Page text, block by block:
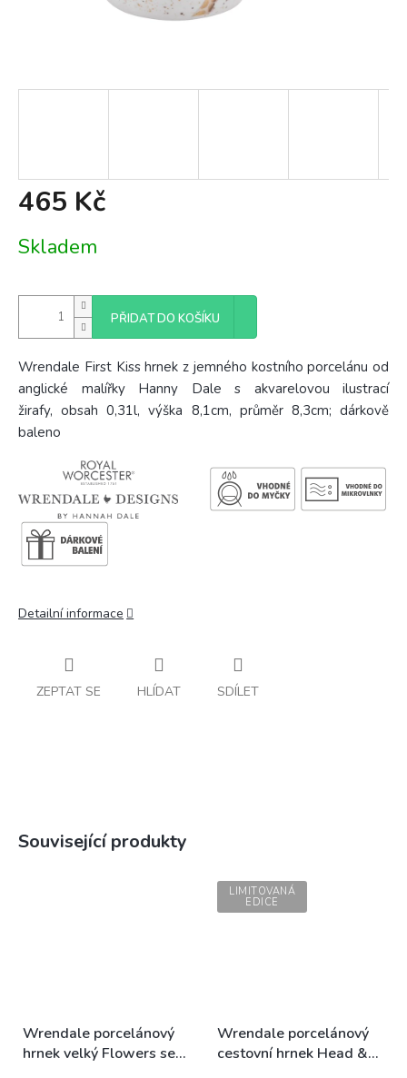
465 Kč
cena:
Skladem
PŘIDAT DO KOŠÍKU
Wrendale First Kiss hrnek z jemného kostního porcelánu od
anglické malířky Hanny Dale s akvarelovou ilustrací
žirafy, obsah 0,31l, výška 8,1cm, průměr 8,3cm; dárkově
baleno
Detailní informace
ZEPTAT SE HLÍDAT SDÍLET
Související produkty
Wrendale porcelánový
hrnek velký Flowers se
LIMITOVANÁ
EDICE
Wrendale porcelánový
cestovní hrnek Head &